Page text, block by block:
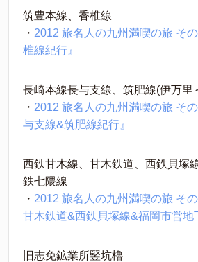
筑豊本線、香椎線
・ 2012 旅名人の九州満喫の旅 そ
椎線紀行』
長崎本線長与支線、筑肥線(伊万里
・ 2012 旅名人の九州満喫の旅 そ
与支線&筑肥線紀行』
西鉄甘木線、甘木鉄道、西鉄貝塚
鉄七隈線
・ 2012 旅名人の九州満喫の旅 そ
甘木鉄道&西鉄貝塚線&福岡市営地
旧志免鉱業所竪坑櫓